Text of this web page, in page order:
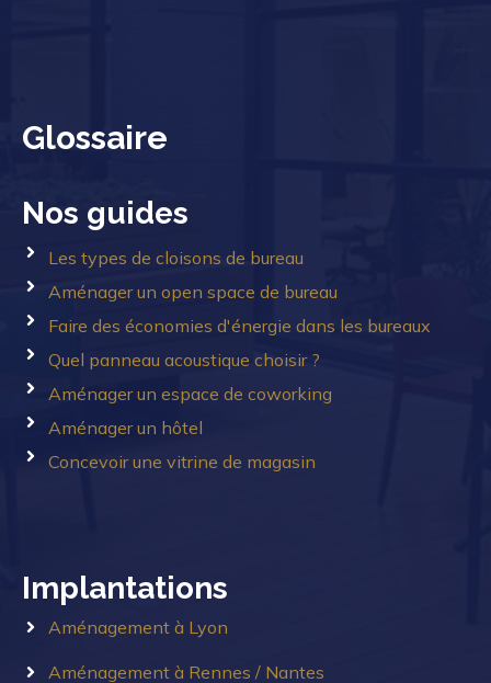
Glossaire
Nos guides
Les types de cloisons de bureau
Aménager un open space de bureau
Faire des économies d'énergie dans les bureaux
Quel panneau acoustique choisir ?
Aménager un espace de coworking
Aménager un hôtel
Concevoir une vitrine de magasin
Implantations
Aménagement à Lyon
Aménagement à Rennes / Nantes